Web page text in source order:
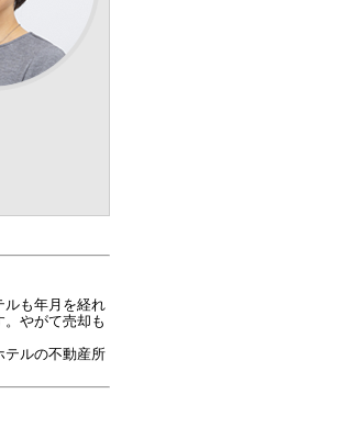
も年月を経れ
やがて売却も
テルの不動産所